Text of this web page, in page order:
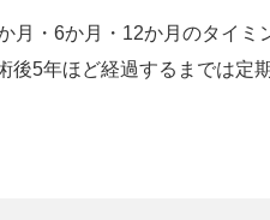
月・6か月・12か月のタイ
後5年ほど経過するまでは定